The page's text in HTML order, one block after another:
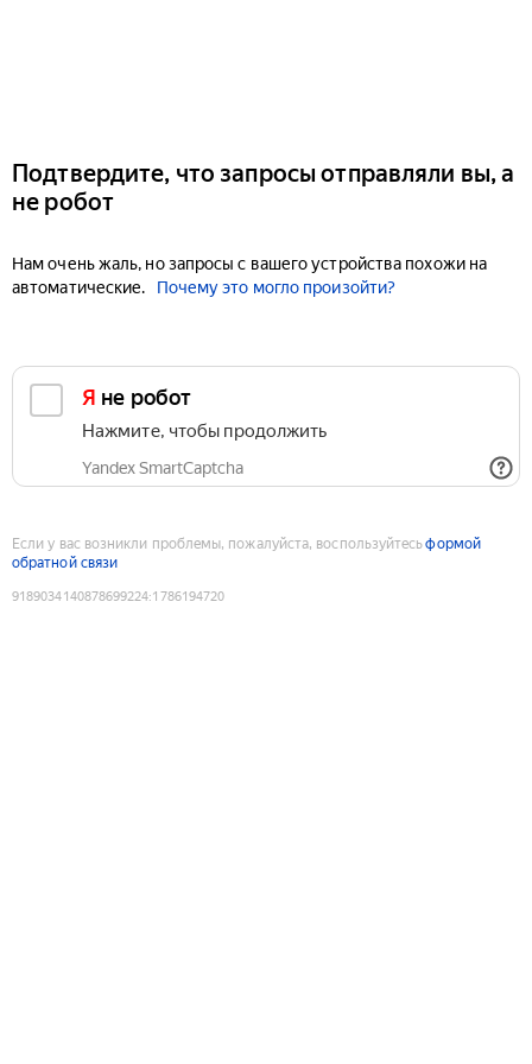
Подтвердите, что запросы отправляли вы, а
не робот
Нам очень жаль, но запросы с вашего устройства похожи на
автоматические.
Почему это могло произойти?
Я не робот
Нажмите, чтобы продолжить
Yandex SmartCaptcha
Если у вас возникли проблемы, пожалуйста, воспользуйтесьформой
обратной связи
9189034140878699224:1786194720